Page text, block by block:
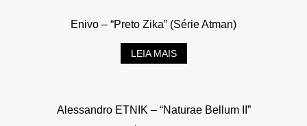
Enivo – “Preto Zika” (Série Atman)
LEIA MAIS
Alessandro ETNIK – “Naturae Bellum II”